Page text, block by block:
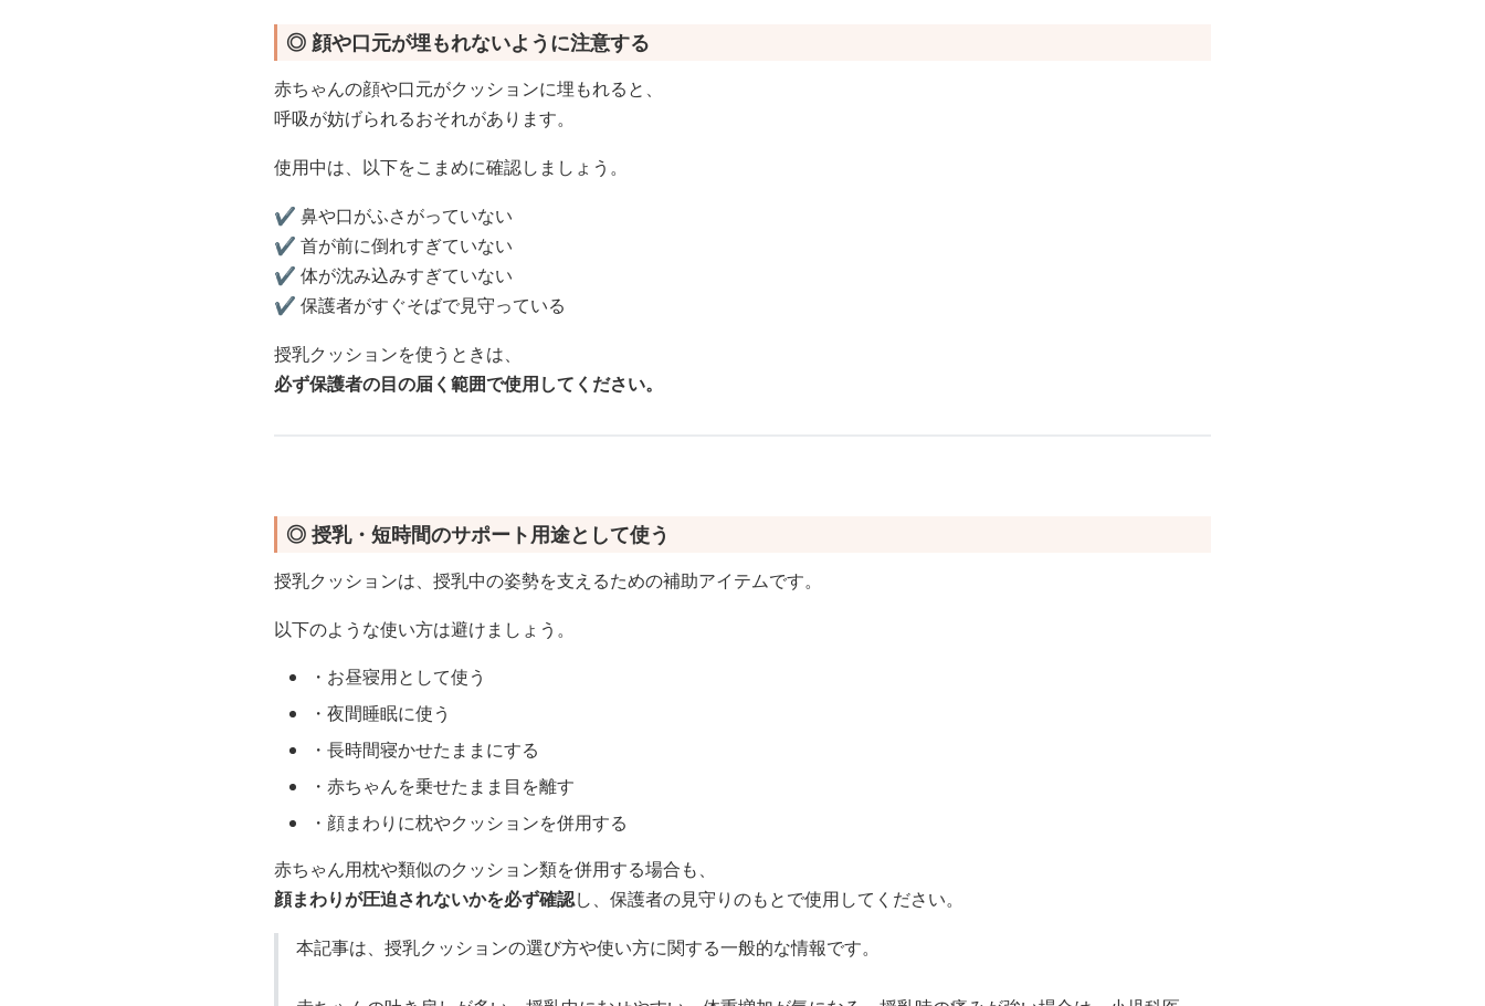
◎ 顔や口元が埋もれないように注意する
赤ちゃんの顔や口元がクッションに埋もれると、
呼吸が妨げられるおそれがあります。
使用中は、以下をこまめに確認しましょう。
✔️ 鼻や口がふさがっていない
✔️ 首が前に倒れすぎていない
✔️ 体が沈み込みすぎていない
✔️ 保護者がすぐそばで見守っている
授乳クッションを使うときは、
必ず保護者の目の届く範囲で使用してください。
◎ 授乳・短時間のサポート用途として使う
授乳クッションは、授乳中の姿勢を支えるための補助アイテムです。
以下のような使い方は避けましょう。
・お昼寝用として使う
・夜間睡眠に使う
・長時間寝かせたままにする
・赤ちゃんを乗せたまま目を離す
・顔まわりに枕やクッションを併用する
赤ちゃん用枕や類似のクッション類を併用する場合も、
顔まわりが圧迫されないかを必ず確認し、保護者の見守りのもとで使用してください。
本記事は、授乳クッションの選び方や使い方に関する一般的な情報です。